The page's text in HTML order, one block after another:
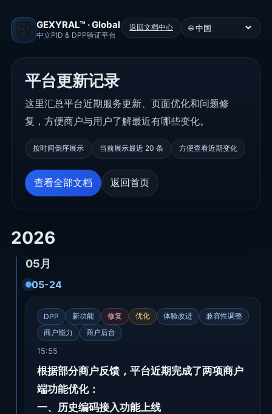
GEXYRAL™ · Global
中立PID & DPP验证平台
返回文档中心 🌐
平台更新记录
这里汇总平台近期服务更新、页面优化和问题修
复，方便商户与用户了解最近有哪些变化。
按时间倒序展示 当前展示最近 20 条 方便查看近期变化
查看全部文档 返回首页
2026
05月
05-24
DPP 新功能 修复 优化 体验改进
兼容性调整
商户能力
商户后台
15:55
根据部分商户反馈，平台近期完成了两项商户
端功能优化：
一、历史编码接入功能上线